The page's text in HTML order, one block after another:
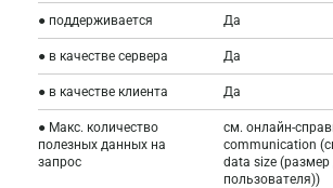
● поддерживается Да
● в качестве сервера Да
● в качестве клиента Да
● Макс. количество
полезных данных на
запрос
см. онлайн-
communication
data size
пользователя))